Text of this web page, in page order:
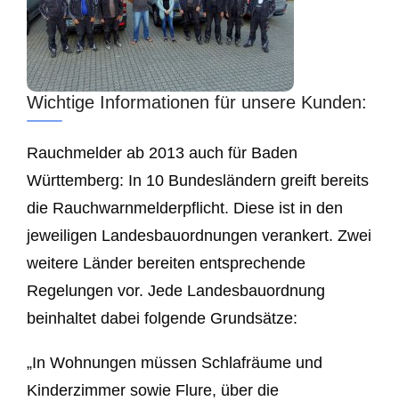
Wichtige Informationen für unsere Kunden:
Rauchmelder ab 2013 auch für Baden
Württemberg: In 10 Bundesländern greift bereits
die Rauchwarnmelderpflicht. Diese ist in den
jeweiligen Landesbauordnungen verankert. Zwei
weitere Länder bereiten entsprechende
Regelungen vor. Jede Landesbauordnung
beinhaltet dabei folgende Grundsätze:
„In Wohnungen müssen Schlafräume und
Kinderzimmer sowie Flure, über die